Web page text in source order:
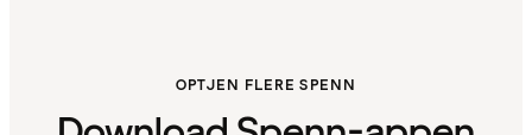
OPTJEN FLERE SPENN